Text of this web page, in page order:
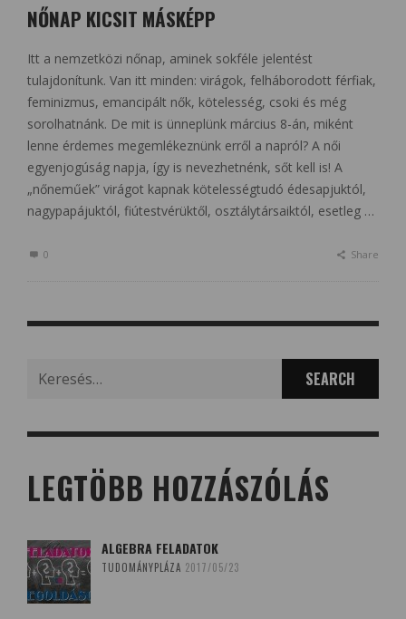
NŐNAP KICSIT MÁSKÉPP
Itt a nemzetközi nőnap, aminek sokféle jelentést
tulajdonítunk. Van itt minden: virágok, felháborodott férfiak,
feminizmus, emancipált nők, kötelesség, csoki és még
sorolhatnánk. De mit is ünneplünk március 8-án, miként
lenne érdemes megemlékeznünk erről a napról? A női
egyenjogúság napja, így is nevezhetnénk, sőt kell is! A
„nőneműek” virágot kapnak kötelességtudó édesapjuktól,
nagypapájuktól, fiútestvérüktől, osztálytársaiktól, esetleg …
0 Share
LEGTÖBB HOZZÁSZÓLÁS
ALGEBRA FELADATOK
TUDOMÁNYPLÁZA 2017/05/23